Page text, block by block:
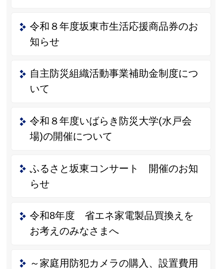
令和８年度坂東市生活応援商品券のお
知らせ
自主防災組織活動事業補助金制度につ
いて
令和８年度いばらき防災大学(水戸会
場)の開催について
ふるさと坂東コンサート 開催のお知
らせ
令和8年度 省エネ家電製品買換えを
お考えのみなさまへ
～家庭用防犯カメラの購入、設置費用